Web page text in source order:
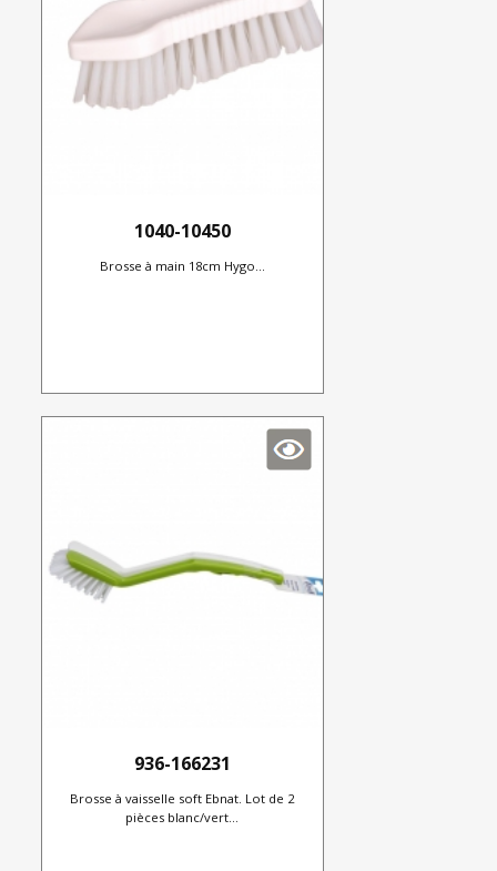
1040-10450
Brosse à main 18cm Hygo...
936-166231
Brosse à vaisselle soft Ebnat. Lot de 2
pièces blanc/vert...